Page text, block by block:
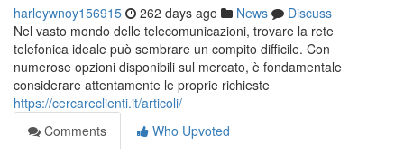
harleywnoy156915 262 days ago News
Discuss
Nel vasto mondo delle telecomunicazioni, trovare la rete
telefonica ideale può sembrare un compito difficile. Con
numerose opzioni disponibili sul mercato, è fondamentale
considerare attentamente le proprie richieste
https://cercareclienti.it/articoli/
Comments
Who Upvoted